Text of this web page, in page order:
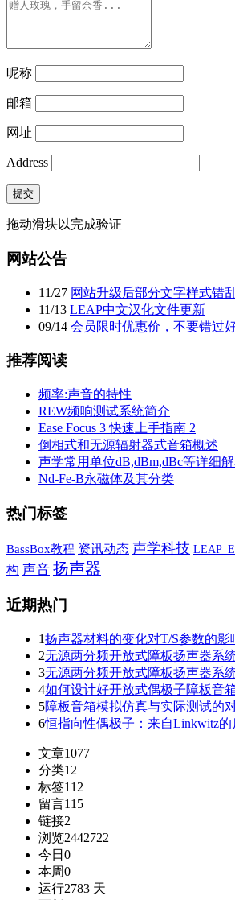
昵称
邮箱
网址
Address
提交
拖动滑块以完成验证
网站公告
11/27 网站升级后部分文字样式错
11/13 LEAP中文汉化文件更新
09/14 会员限时优惠价，不要错过
推荐阅读
频率:声音的特性
REW频响测试系统简介
Ease Focus 3 快速上手指南 2
倒相式和无源辐射器式音箱概述
声学常用单位dB,dBm,dBc等详细
Nd-Fe-B永磁体及其分类
热门标签
BassBox教程 资讯动态 声学科技
构 声音 扬声器
近期热门
1扬声器材料的变化对T/S参数的影
2无源两分频开放式障板扬声器系
3无源两分频开放式障板扬声器系
4如何设计好开放式偶极子障板音
5障板音箱模拟仿真与实际测试的
6恒指向性偶极子：来自Linkwitz的
文章1077
分类12
标签112
留言115
链接2
浏览2442722
今日 0
本周0
运行2783 天